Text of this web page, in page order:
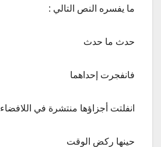
ما يفسره النص التالي :
حدث ما حدث
فانفجرت إحداهما
انفلتت أجزاؤها منتشرة في اللافضاء
حينها ركض الوقت